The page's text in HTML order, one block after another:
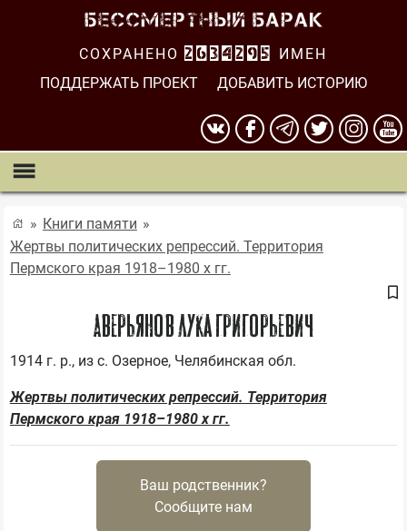
СОХРАНЕНО 2634295
ИМЕН
ПОДДЕРЖАТЬ ПРОЕКТ
ДОБАВИТЬ ИСТОРИЮ
Книги памяти
Жертвы политических репрессий. Территория
Пермского края 1918–1980 х гг.
Аверьянов Лука Григорьевич
Жертвы политических репрессий. Территория
Пермского края 1918–1980 х гг.
Ваш родственник?
Сообщите нам